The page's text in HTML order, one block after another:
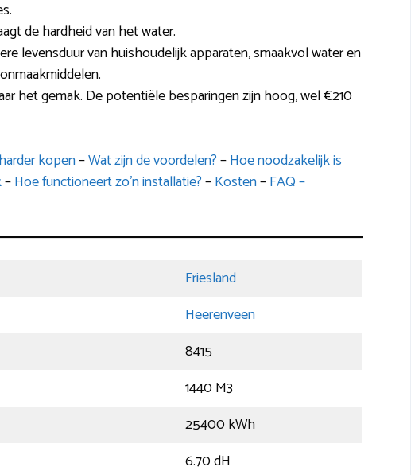
de hardheid van het water.
levensduur van huishoudelijk apparaten, smaakvol water en
het gemak. De potentiële besparingen zijn hoog, wel €210
kopen–Wat zijn de voordelen?–Hoe noodzakelijk is
–Hoe functioneert zo’n installatie?–Kosten–FAQ –
Friesland
Heerenveen
8415
1440 M3
25400 kWh
6.70 dH